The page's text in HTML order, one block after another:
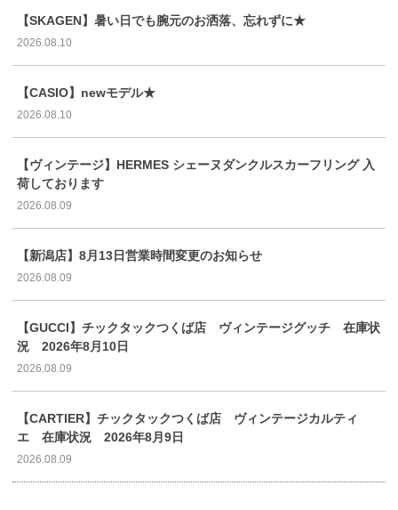
【SKAGEN】暑い日でも腕元のお洒落、忘れずに★
2026.08.10
【CASIO】newモデル★
2026.08.10
【ヴィンテージ】HERMES シェーヌダンクルスカーフリング 入
荷しております
2026.08.09
【新潟店】8月13日営業時間変更のお知らせ
2026.08.09
【GUCCI】チックタックつくば店 ヴィンテージグッチ 在庫状
況 2026年8月10日
2026.08.09
【CARTIER】チックタックつくば店 ヴィンテージカルティ
エ 在庫状況 2026年8月9日
2026.08.09